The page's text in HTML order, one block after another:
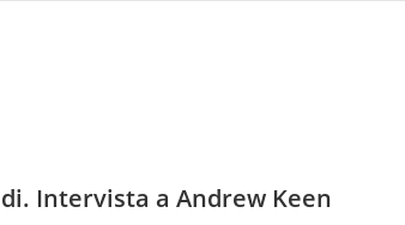
Intervista a Andrew Keen